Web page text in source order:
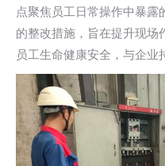
点聚焦员工日常操作中暴
的整改措施，旨在提升现场
员工生命健康安全，与企业